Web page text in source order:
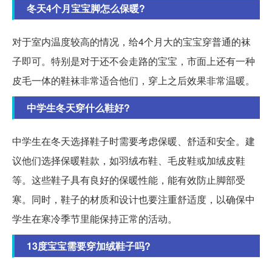
冬天4个月宝宝脚怎么保暖?
对于室内温度较高的情况，给4个月大的宝宝穿普通的袜
子即可。特别是对于还不会走路的宝宝，市面上还有一种
皮毛一体的鞋袜非常适合他们，穿上之后效果非常温暖。
中学生冬天穿什么鞋好?
中学生在冬天选择鞋子时需要考虑保暖、舒适和安全。建
议他们选择保暖鞋款，如羽绒布鞋、毛皮鞋或加绒皮鞋
等。这些鞋子具有良好的保暖性能，能有效防止脚部受
寒。同时，鞋子的材质和设计也要注重舒适度，以确保中
学生在寒冷季节里能保持正常的活动。
13度宝宝需要穿加绒鞋子吗?